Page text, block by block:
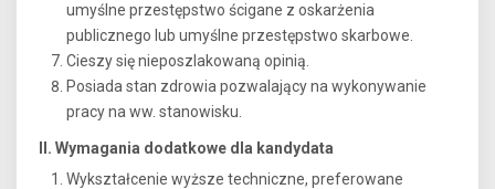
umyślne przestępstwo ścigane z oskarżenia
publicznego lub umyślne przestępstwo skarbowe.
Cieszy się nieposzlakowaną opinią.
Posiada stan zdrowia pozwalający na wykonywanie
pracy na ww. stanowisku.
II. Wymagania dodatkowe dla kandydata
Wykształcenie wyższe techniczne, preferowane